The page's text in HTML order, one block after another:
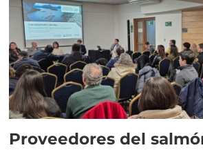
Proveedores del